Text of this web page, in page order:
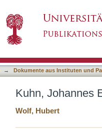
→ Dokumente aus Instituten und
Kuhn, Johannes
Wolf, Hubert